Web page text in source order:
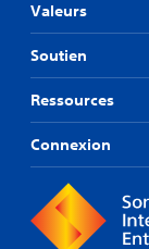
Valeurs
Soutien
Ressources
Connexion